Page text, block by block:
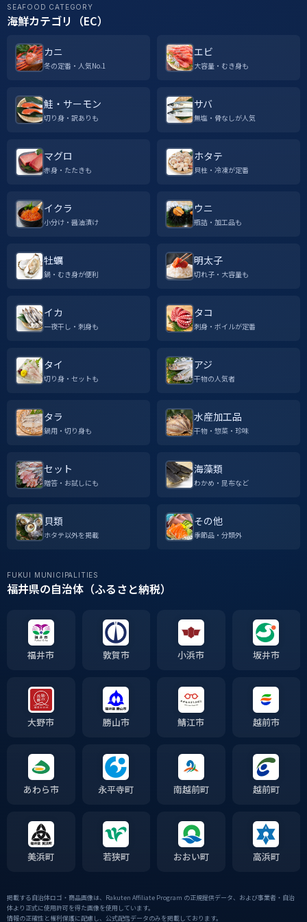
SEAFOOD CATEGORY
海鮮カテゴリ（EC）
カニ
冬の定番・人気No.1
エビ
大容量・むき身も
鮭・サーモン
切り身・訳ありも
サバ
無塩・骨なしが人気
マグロ
赤身・たたきも
ホタテ
貝柱・冷凍が定番
イクラ
小分け・醤油漬け
ウニ
瓶詰・加工品も
牡蠣
鍋・むき身が便利
明太子
切れ子・大容量も
イカ
一夜干し・刺身も
タコ
刺身・ボイルが定番
タイ
切り身・セットも
アジ
干物の人気者
タラ
鍋用・切り身も
水産加工品
干物・惣菜・珍味
セット
贈答・お試しにも
海藻類
わかめ・昆布など
貝類
ホタテ以外を掲載
その他
季節品・分類外
FUKUI MUNICIPALITIES
福井県の自治体（ふるさと納税）
福井市 敦賀市 小浜市 坂井市
大野市 勝山市 鯖江市 越前市
あわら市 永平寺町 南越前町 越前町
美浜町 若狭町 おおい町 高浜町
掲載する自治体ロゴ・商品画像は、Rakuten Affiliate Program の正規提供データ、および事業者・自治
体より正式に使用許可を得た画像を使用しています。
情報の正確性と権利保護に配慮し、公式配信データのみを掲載しております。